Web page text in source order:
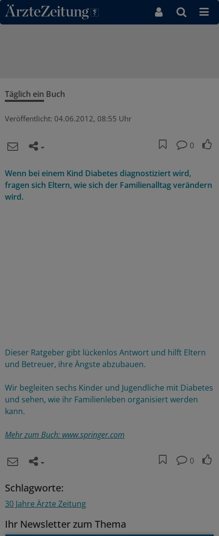
Direkt zum Inhaltsbereich
Täglich ein Buch
Veröffentlicht: 04.06.2012, 08:55 Uhr
0
Wenn bei einem Kind Diabetes diagnostiziert wird,
fragen sich Eltern, wie sich der Familienalltag verändern
wird.
Dieser Ratgeber gibt lückenlos Antwort und hilft Eltern
und Betreuer, ihre Ängste abzubauen.
Wir begleiten sechs Kinder und Jugendliche mit Diabetes
und sehen, wie ihr Familienleben organisiert werden
kann.
Mehr zum Buch: www.springer.com
0
Schlagworte:
30 Jahre Ärzte Zeitung
Ihr Newsletter zum Thema